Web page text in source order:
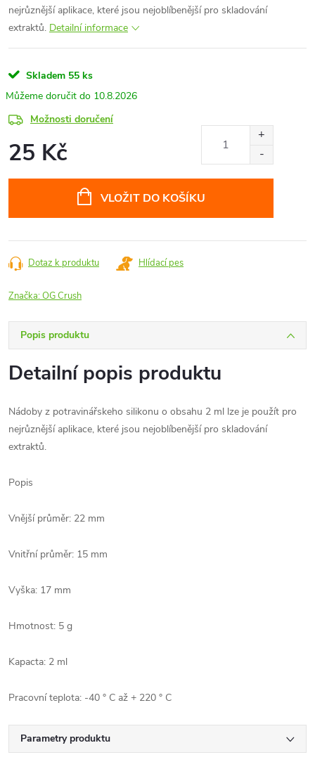
nejrůznější aplikace, které jsou nejoblíbenější pro skladování
extraktů. Detailní informace
Skladem 55 ks
10.8.2026
Možnosti doručení
25 Kč
VLOŽIT DO KOŠÍKU
Dotaz k produktu Hlídací pes
Značka:OG Crush
Popis produktu
Detailní popis produktu
Nádoby z potravinářskeho silikonu o obsahu 2 ml lze je použít pro
nejrůznější aplikace, které jsou nejoblíbenější pro skladování
extraktů.
Popis
Vnější průměr: 22 mm
Vnitřní průměr: 15 mm
Vyška: 17 mm
Hmotnost: 5 g
Kapacta: 2 ml
Pracovní teplota: -40 ° C až + 220 ° C
Parametry produktu